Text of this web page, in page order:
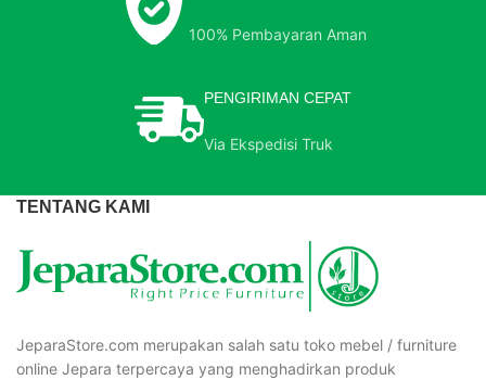
100% Pembayaran Aman
PENGIRIMAN CEPAT
Via Ekspedisi Truk
TENTANG KAMI
JeparaStore.com merupakan salah satu toko mebel / furniture
online Jepara terpercaya yang menghadirkan produk